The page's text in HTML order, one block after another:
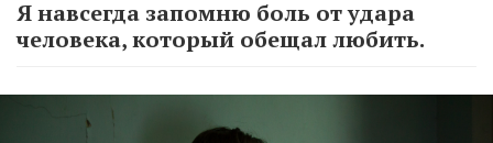
Я навсегда запомню боль от удара
человека, который обещал любить.